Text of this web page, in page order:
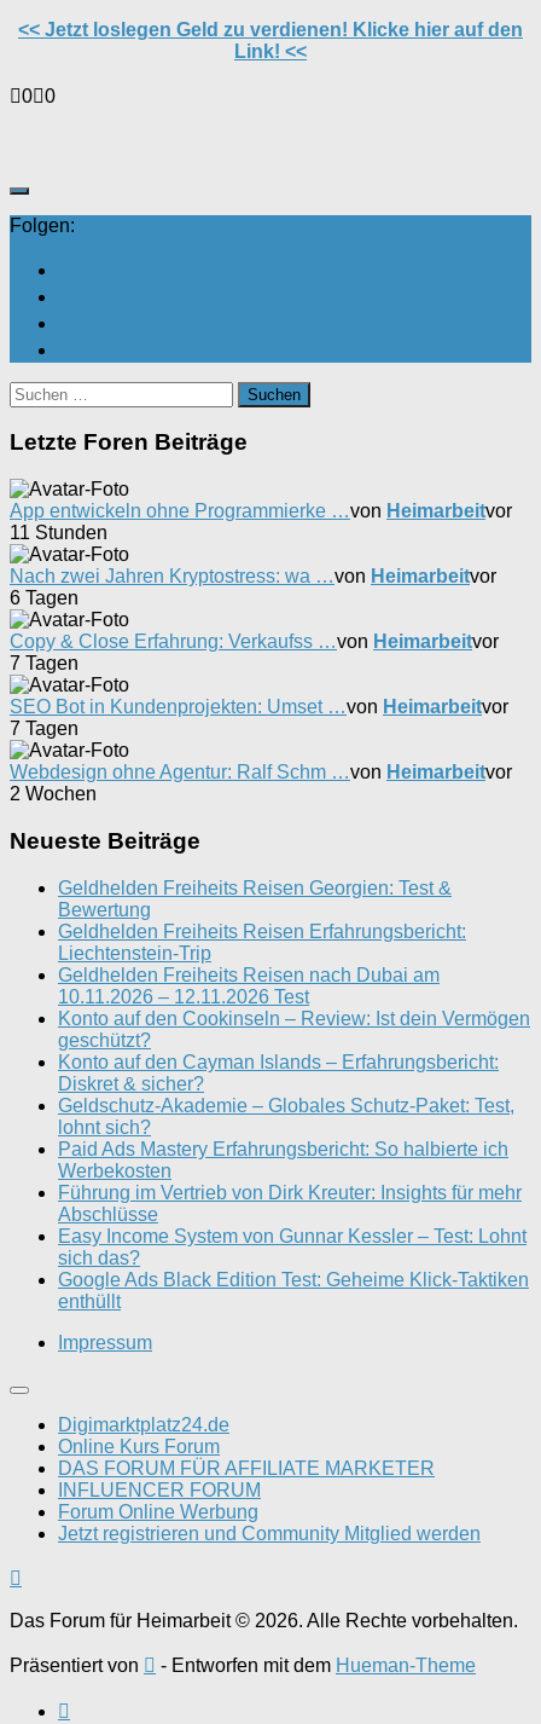
<< Jetzt loslegen Geld zu verdienen! Klicke hier auf den
Link! <<
Anklicken
0 Anklicken
0
Folgen:
Suchen
nach:
Letzte Foren Beiträge
App entwickeln ohne Programmierke …von Heimarbeitvor
11 Stunden
Nach zwei Jahren Kryptostress: wa …von Heimarbeitvor
6 Tagen
Copy & Close Erfahrung: Verkaufss …von Heimarbeitvor
7 Tagen
SEO Bot in Kundenprojekten: Umset …von Heimarbeitvor
7 Tagen
Webdesign ohne Agentur: Ralf Schm …von Heimarbeitvor
2 Wochen
Neueste Beiträge
Geldhelden Freiheits Reisen Georgien: Test &
Bewertung
Geldhelden Freiheits Reisen Erfahrungsbericht:
Liechtenstein-Trip
Geldhelden Freiheits Reisen nach Dubai am
10.11.2026 – 12.11.2026 Test
Konto auf den Cookinseln – Review: Ist dein Vermögen
geschützt?
Konto auf den Cayman Islands – Erfahrungsbericht:
Diskret & sicher?
Geldschutz-Akademie – Globales Schutz-Paket: Test,
lohnt sich?
Paid Ads Mastery Erfahrungsbericht: So halbierte ich
Werbekosten
Führung im Vertrieb von Dirk Kreuter: Insights für mehr
Abschlüsse
Easy Income System von Gunnar Kessler – Test: Lohnt
sich das?
Google Ads Black Edition Test: Geheime Klick-Taktiken
enthüllt
Impressum
Digimarktplatz24.de
Online Kurs Forum
DAS FORUM FÜR AFFILIATE MARKETER
INFLUENCER FORUM
Forum Online Werbung
Jetzt registrieren und Community Mitglied werden
Das Forum für Heimarbeit © 2026. Alle Rechte vorbehalten.
Präsentiert von - Entworfen mit dem Hueman-Theme